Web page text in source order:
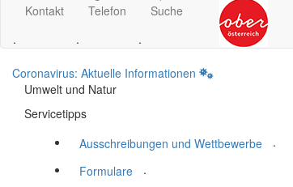
Kontakt
.
Telefon
.
Suche
.
Coronavirus: Aktuelle Informationen
Umwelt und Natur
Servicetipps
Ausschreibungen und Wettbewerbe
.
Formulare
.